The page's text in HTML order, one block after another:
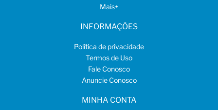
Mais+
INFORMAÇÕES
Política de privacidade
Termos de Uso
Fale Conosco
Anuncie Conosco
MINHA CONTA